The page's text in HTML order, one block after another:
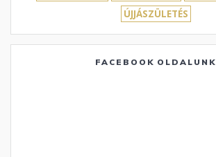
ÚJJÁSZÜLETÉS
FACEBOOK OLDALUNK